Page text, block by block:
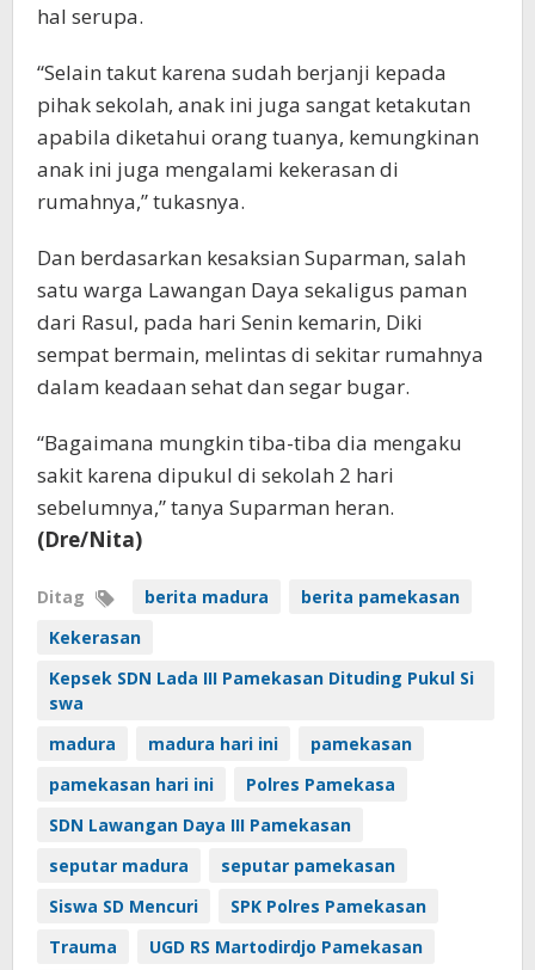
hal serupa.
“Selain takut karena sudah berjanji kepada
pihak sekolah, anak ini juga sangat ketakutan
apabila diketahui orang tuanya, kemungkinan
anak ini juga mengalami kekerasan di
rumahnya,” tukasnya.
Dan berdasarkan kesaksian Suparman, salah
satu warga Lawangan Daya sekaligus paman
dari Rasul, pada hari Senin kemarin, Diki
sempat bermain, melintas di sekitar rumahnya
dalam keadaan sehat dan segar bugar.
“Bagaimana mungkin tiba-tiba dia mengaku
sakit karena dipukul di sekolah 2 hari
sebelumnya,” tanya Suparman heran.
(Dre/Nita)
Ditag berita madura
berita pamekasan
Kekerasan
Kepsek SDN Lada III Pamekasan Dituding Pukul Si
swa
madura
madura hari ini
pamekasan
pamekasan hari ini
Polres Pamekasa
SDN Lawangan Daya III Pamekasan
seputar madura
seputar pamekasan
Siswa SD Mencuri
SPK Polres Pamekasan
Trauma
UGD RS Martodirdjo Pamekasan